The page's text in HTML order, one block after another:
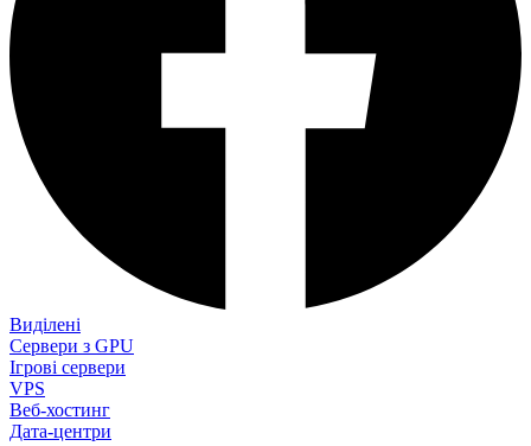
Виділені
Сервери з GPU
Ігрові сервери
VPS
Веб-хостинг
Дата-центри